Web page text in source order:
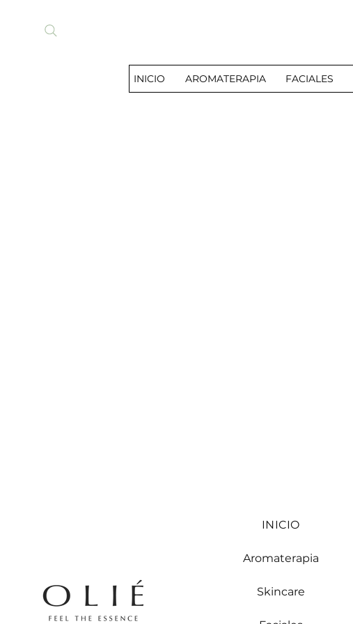
INICIO AROMATERAPIA FACIALES
INICIO
Aromaterapia
Skincare